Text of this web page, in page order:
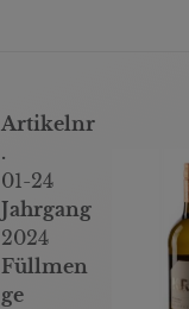
Artikelnr
.
01-24
Jahrgang
2024
Füllmen
ge